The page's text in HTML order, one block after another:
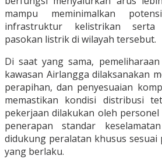
mampu meminimalkan
infrastruktur kelistrikan serta
pasokan listrik di wilayah tersebut.
Di saat yang sama,
kawasan Airlangga dilaksanakan
perapihan, dan penyesuaian
memastikan kondisi distribusi
pekerjaan dilakukan oleh
penerapan standar
didukung peralatan khusus
yang berlaku.